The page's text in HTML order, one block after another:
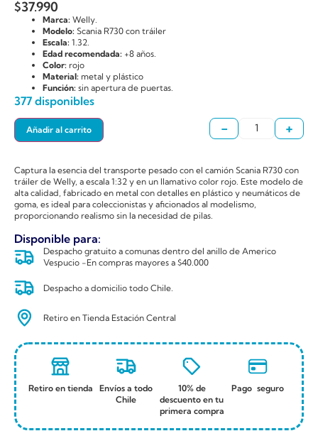
$37.990
Marca: Welly.
Modelo: Scania R730 con tráiler
Escala: 1.32.
Edad recomendada: +8 años.
Color: rojo
Material: metal y plástico
Función: sin apertura de puertas.
377 disponibles
- +
Añadir al carrito
Captura la esencia del transporte pesado con el camión Scania R730 con
tráiler de Welly, a escala 1:32 y en un llamativo color rojo. Este modelo de
alta calidad, fabricado en metal con detalles en plástico y neumáticos de
goma, es ideal para coleccionistas y aficionados al modelismo,
proporcionando realismo sin la necesidad de pilas.
Disponible para:
Despacho gratuito a comunas dentro del anillo de Americo
Vespucio -En compras mayores a $40.000
Despacho a domicilio todo Chile.
Retiro en Tienda Estación Central
Retiro en tienda
Envíos a todo
Chile
10% de
descuento en tu
primera compra
Pago seguro